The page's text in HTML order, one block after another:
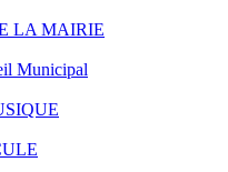
LA MAIRIE
Municipal